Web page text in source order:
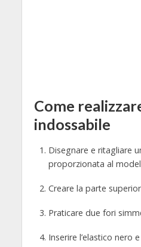
Come
indossabile
Disegnare e ritagliare
proporzionata al
Creare la parte
Praticare due fori
Inserire l’elastico nero